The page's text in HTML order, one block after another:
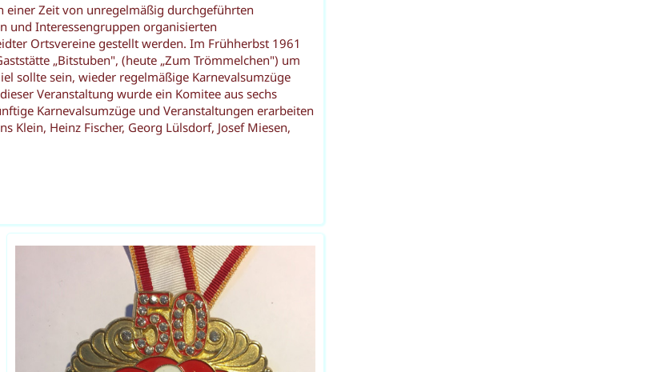
einer Zeit von unregelmäßig durchgeführten
und Interessengruppen organisierten
Ortsvereine gestellt werden. Im Frühherbst 1961
„Bitstuben", (heute „Zum Trömmelchen") um
sollte sein, wieder regelmäßige Karnevalsumzüge
Veranstaltung wurde ein Komitee aus sechs
Karnevalsumzüge und Veranstaltungen erarbeiten
Klein, Heinz Fischer, Georg Lülsdorf, Josef Miesen,